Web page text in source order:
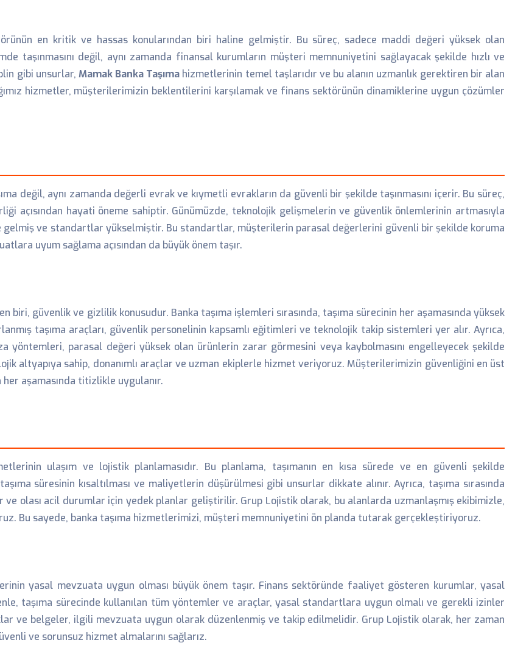
en kritik ve hassas konularından biri haline gelmiştir. Bu süreç, sadece maddi değeri yüksek olan
taşınmasını değil, aynı zamanda finansal kurumların müşteri memnuniyetini sağlayacak şekilde hızlı ve
gibi unsurlar, Mamak Banka Taşıma hizmetlerinin temel taşlarıdır ve bu alanın uzmanlık gerektiren bir alan
hizmetler, müşterilerimizin beklentilerini karşılamak ve finans sektörünün dinamiklerine uygun çözümler
değil, aynı zamanda değerli evrak ve kıymetli evrakların da güvenli bir şekilde taşınmasını içerir. Bu süreç,
açısından hayati öneme sahiptir. Günümüzde, teknolojik gelişmelerin ve güvenlik önlemlerinin artmasıyla
ve standartlar yükselmiştir. Bu standartlar, müşterilerin parasal değerlerini güvenli bir şekilde koruma
uyum sağlama açısından da büyük önem taşır.
güvenlik ve gizlilik konusudur. Banka taşıma işlemleri sırasında, taşıma sürecinin her aşamasında yüksek
taşıma araçları, güvenlik personelinin kapsamlı eğitimleri ve teknolojik takip sistemleri yer alır. Ayrıca,
yöntemleri, parasal değeri yüksek olan ürünlerin zarar görmesini veya kaybolmasını engelleyecek şekilde
altyapıya sahip, donanımlı araçlar ve uzman ekiplerle hizmet veriyoruz. Müşterilerimizin güvenliğini en üst
aşamasında titizlikle uygulanır.
ulaşım ve lojistik planlamasıdır. Bu planlama, taşımanın en kısa sürede ve en güvenli şekilde
süresinin kısaltılması ve maliyetlerin düşürülmesi gibi unsurlar dikkate alınır. Ayrıca, taşıma sırasında
ve olası acil durumlar için yedek planlar geliştirilir. Grup Lojistik olarak, bu alanlarda uzmanlaşmış ekibimizle,
Bu sayede, banka taşıma hizmetlerimizi, müşteri memnuniyetini ön planda tutarak gerçekleştiriyoruz.
yasal mevzuata uygun olması büyük önem taşır. Finans sektöründe faaliyet gösteren kurumlar, yasal
taşıma sürecinde kullanılan tüm yöntemler ve araçlar, yasal standartlara uygun olmalı ve gerekli izinler
ve belgeler, ilgili mevzuata uygun olarak düzenlenmiş ve takip edilmelidir. Grup Lojistik olarak, her zaman
ve sorunsuz hizmet almalarını sağlarız.